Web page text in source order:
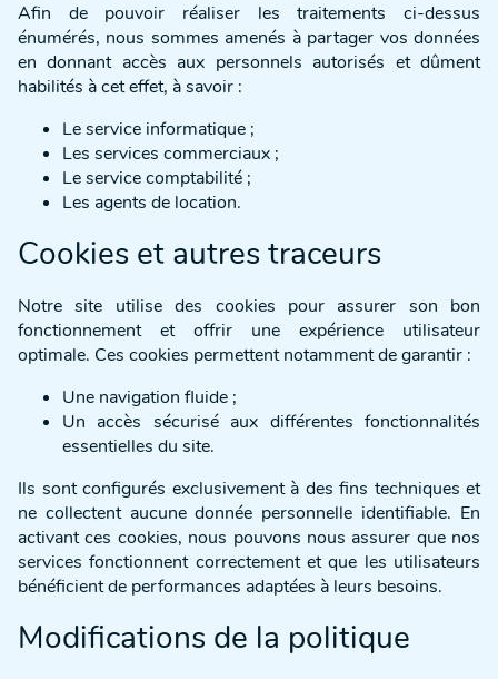
Afin de pouvoir réaliser les traitements ci-dessus
énumérés, nous sommes amenés à partager vos données
en donnant accès aux personnels autorisés et dûment
habilités à cet effet, à savoir :
Le service informatique ;
Les services commerciaux ;
Le service comptabilité ;
Les agents de location.
Cookies et autres traceurs
Notre site utilise des cookies pour assurer son bon
fonctionnement et offrir une expérience utilisateur
optimale. Ces cookies permettent notamment de garantir :
Une navigation fluide ;
Un accès sécurisé aux différentes fonctionnalités
essentielles du site.
Ils sont configurés exclusivement à des fins techniques et
ne collectent aucune donnée personnelle identifiable. En
activant ces cookies, nous pouvons nous assurer que nos
services fonctionnent correctement et que les utilisateurs
bénéficient de performances adaptées à leurs besoins.
Modifications de la politique